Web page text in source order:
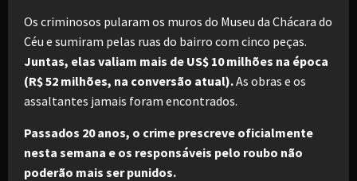
Os criminosos pularam os muros do Museu da Chácara do
Céu e sumiram pelas ruas do bairro com cinco peças.
Juntas, elas valiam mais de US$ 10 milhões na época
(R$ 52 milhões, na conversão atual).As obras e os
assaltantes jamais foram encontrados.
Passados 20 anos, o crime prescreve oficialmente
nesta semana e os responsáveis pelo roubo não
poderão mais ser punidos.